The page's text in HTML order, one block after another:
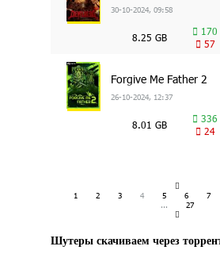
30-10-2024, 09:58
8.25 GB
170
57
Forgive Me Father 2
26-10-2024, 12:37
8.01 GB
336
24
1 2 3 4 5 6 7
...
27
Шутеры скачиваем через